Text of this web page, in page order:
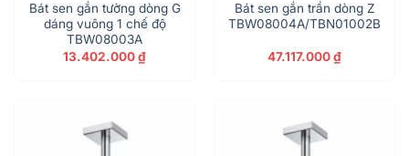
Bát sen gắn tường dòng G
dáng vuông 1 chế độ
TBW08003A
13.402.000₫
Bát sen gắn trần dòng Z
TBW08004A/TBN01002B
47.117.000₫